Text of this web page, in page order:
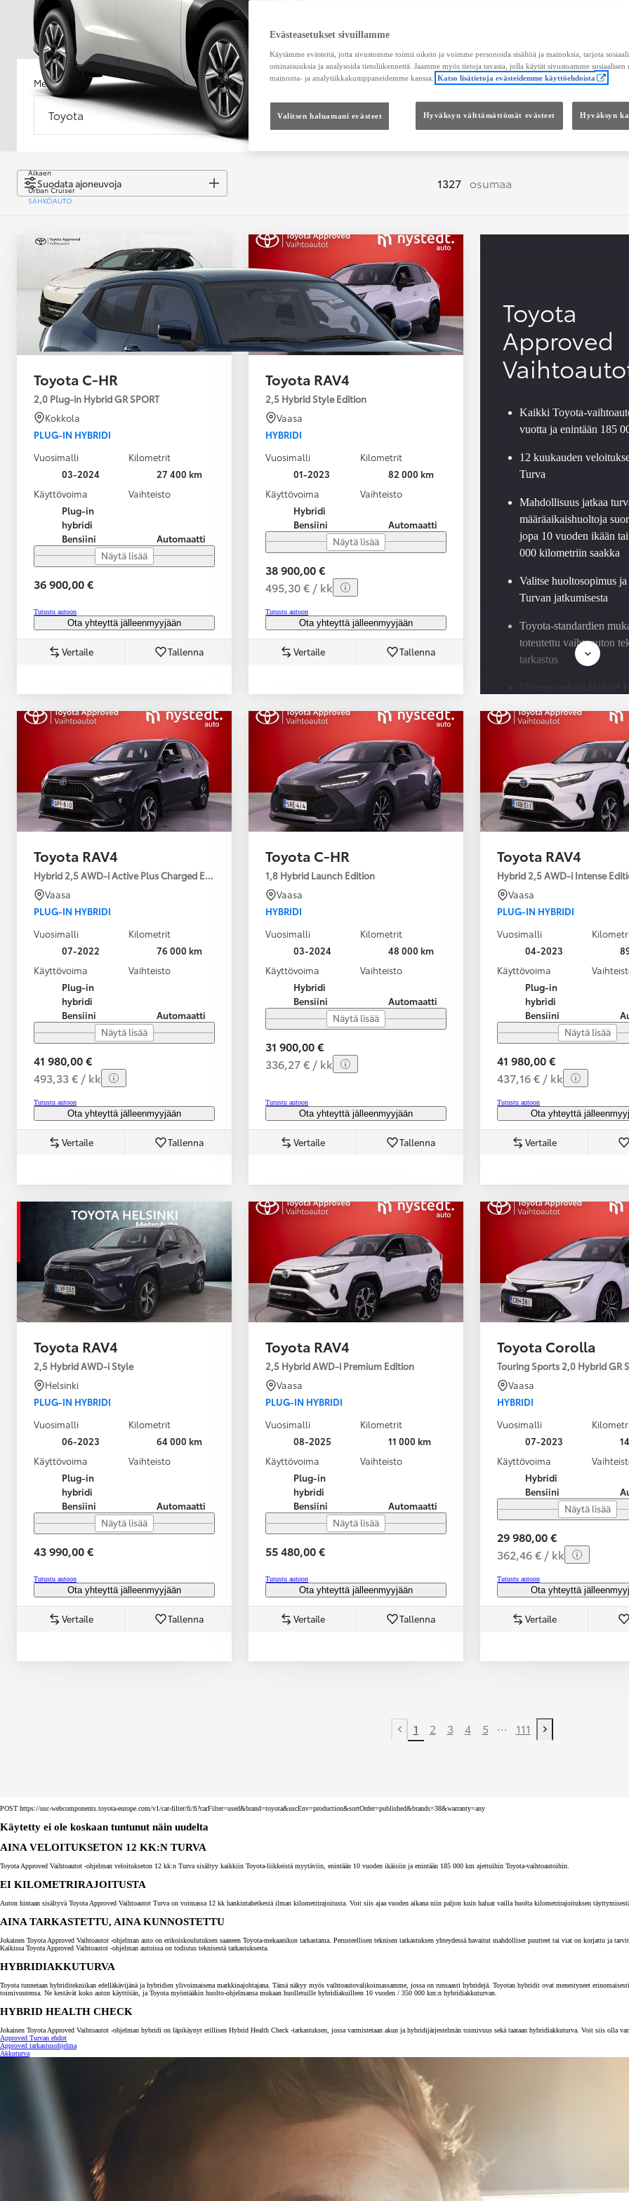
Alkaen
Urban Cruiser
SÄHKÖAUTO
tai kuukausierä
Yaris Cross
Tulossa pian
Alkaen
Merkki
Toyota
Malli
Malli
Hinta
Kokonaishinta
Suodata ajoneuvoja 1327 osumaa
Toyota C-HR
2,0 Plug-in Hybrid GR SPORT
Kokkola
PLUG-IN HYBRIDI
Vuosimalli
03-2024
Kilometrit
27 400 km
Käyttövoima
Plug-in
hybridi
Bensiini
Vaihteisto
Automaatti
Näytä lisää
36 900,00 €
Tutustu autoon
Ota yhteyttä jälleenmyyjään
Vertaile Tallenna
Toyota RAV4
2,5 Hybrid Style Edition
Vaasa
HYBRIDI
Vuosimalli
01-2023
Kilometrit
82 000 km
Käyttövoima
Hybridi
Bensiini
Vaihteisto
Automaatti
Näytä lisää
38 900,00 €
495,30 € / kk
Tutustu autoon
Ota yhteyttä jälleenmyyjään
Vertaile Tallenna
Toyota
Approved
Kaikki Toyota-
vuotta ja enintään 185
12 kuukauden
Turva
Mahdollisuus jatkaa
määräaikaishuoltoja
jopa 10 vuoden ikään
000 kilometriin saakka
Valitse huoltosopimus
Turvan jatkumisesta
Toyota-standardien
toteutettu vaihtoauton
tarkastus
Voimassaoleva Hybrid
hybridissä
Saatavilla Easy
rahoitus ja Toyota
Toyota RAV4
Hybrid 2,5 AWD-i Active Plus Charged Edition
Vaasa
PLUG-IN HYBRIDI
Vuosimalli
07-2022
Kilometrit
76 000 km
Käyttövoima
Plug-in
hybridi
Bensiini
Vaihteisto
Automaatti
Näytä lisää
41 980,00 €
493,33 € / kk
Tutustu autoon
Ota yhteyttä jälleenmyyjään
Vertaile Tallenna
Toyota C-HR
1,8 Hybrid Launch Edition
Vaasa
HYBRIDI
Vuosimalli
03-2024
Kilometrit
48 000 km
Käyttövoima
Hybridi
Bensiini
Vaihteisto
Automaatti
Näytä lisää
31 900,00 €
336,27 € / kk
Tutustu autoon
Ota yhteyttä jälleenmyyjään
Vertaile Tallenna
Toyota RAV4
Hybrid 2,5 AWD-i Intense
Vaasa
PLUG-IN HYBRIDI
Vuosimalli
04-2023
Käyttövoima
Plug-in
hybridi
Bensiini
Näytä lisää
41 980,00 €
437,16 € / kk
Tutustu autoon
Ota yhteyttä
Vertaile
Toyota RAV4
2,5 Hybrid AWD-i Style
Helsinki
PLUG-IN HYBRIDI
Vuosimalli
06-2023
Kilometrit
64 000 km
Käyttövoima
Plug-in
hybridi
Bensiini
Vaihteisto
Automaatti
Näytä lisää
43 990,00 €
Tutustu autoon
Ota yhteyttä jälleenmyyjään
Vertaile Tallenna
Toyota RAV4
2,5 Hybrid AWD-i Premium Edition
Vaasa
PLUG-IN HYBRIDI
Vuosimalli
08-2025
Kilometrit
11 000 km
Käyttövoima
Plug-in
hybridi
Bensiini
Vaihteisto
Automaatti
Näytä lisää
55 480,00 €
Tutustu autoon
Ota yhteyttä jälleenmyyjään
Vertaile Tallenna
Toyota Corolla
Touring Sports 2,0 Hybrid GR
Vaasa
HYBRIDI
Vuosimalli
07-2023
Käyttövoima
Hybridi
Bensiini
Näytä lisää
29 980,00 €
362,46 € / kk
Tutustu autoon
Ota yhteyttä
Vertaile
Previous page
1 2 3 4 5 ... 111
Next page
POST https://usc-webcomponents.toyota-europe.com/v1/car-filter/fi/fi?carFilter=used&brand=toyota&uscEnv=production&sortOrder=published&brands=38&warranty=any
Käytetty ei ole koskaan tuntunut näin uudelta
AINA VELOITUKSETON 12 KK:N TURVA
Toyota Approved Vaihtoautot -ohjelman veloitukseton 12 kk:n Turva sisältyy kaikkiin Toyota-liikkeistä myytäviin, enintään 10 vuoden ikäisiin ja enintään 185 000 km ajettuihin Toyota-vaihtoautoihin.
EI KILOMETRIRAJOITUSTA
Auton hintaan sisältyvä Toyota Approved Vaihtoautot Turva on voimassa 12 kk hankintahetkestä ilman kilometrirajoitusta. Voit siis ajaa vuoden aikana niin paljon kuin haluat vailla huolta kilometrirajoituksen
AINA TARKASTETTU, AINA KUNNOSTETTU
Jokainen Toyota Approved Vaihtoautot -ohjelman auto on erikoiskoulutuksen saaneen Toyota-mekaanikon tarkastama. Perusteellisen teknisen tarkastuksen yhteydessä havaitut mahdolliset puutteet tai viat on korjattu ja
Kaikissa Toyota Approved Vaihtoautot -ohjelman autoissa on todistus teknisestä tarkastuksesta.
HYBRIDIAKKUTURVA
Toyota tunnetaan hybriditekniikan edelläkävijänä ja hybridien ylivoimaisena markkinajohtajana. Tämä näkyy myös vaihtoautovalikoimassamme, jossa on runsaasti hybridejä. Toyotan hybridit ovat menestyneet
toimivuutensa. Ne kestävät koko auton käyttöiän, ja Toyota myöntääkin huolto-ohjelmansa mukaan huolletuille hybridiakuilleen 10 vuoden / 350 000 km:n hybridiakkuturvan.
HYBRID HEALTH CHECK
Jokainen Toyota Approved Vaihtoautot -ohjelman hybridi on läpikäynyt erillisen Hybrid Health Check -tarkastuksen, jossa varmistetaan akun ja hybridijärjestelmän toimivuus sekä taataan hybridiakkuturva. Voit siis olla
Approved Turvan ehdot
Approved tarkastusohjelma
Akkuturva
Evästeasetukset sivuillamme
Käytämme evästeitä, jotta sivustomme toimii oikein ja voimme personoida sisältöä ja mainoksia, tarjota
ominaisuuksia ja analysoida tietoliikennettä. Jaamme myös tietoja tavasta, jolla käytät sivustoamme sosiaalisen
mainonta- ja analytiikkakumppaneidemme kanssa.
Katso lisätietoja evästeidemme käyttöehdoista
Valitsen haluamani evästeet Hyväksyn välttämättömät evästeet Hyväksyn